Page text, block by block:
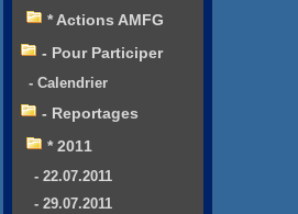
* Actions AMFG
- Pour Participer
- Calendrier
- Reportages
* 2011
- 22.07.2011
- 29.07.2011